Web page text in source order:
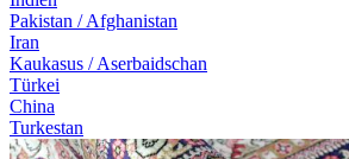
Pakistan / Afghanistan
Iran
Kaukasus / Aserbaidschan
Türkei
China
Turkestan